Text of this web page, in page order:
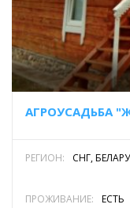
АГРОУСАДЬБА
РЕГИОН: СНГ,
ПРОЖИВАНИЕ:
ЕСТЬ